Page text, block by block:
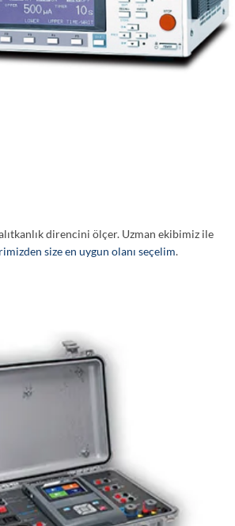
direncini ölçer. Uzman ekibimiz ile
size en uygun olanı seçelim.